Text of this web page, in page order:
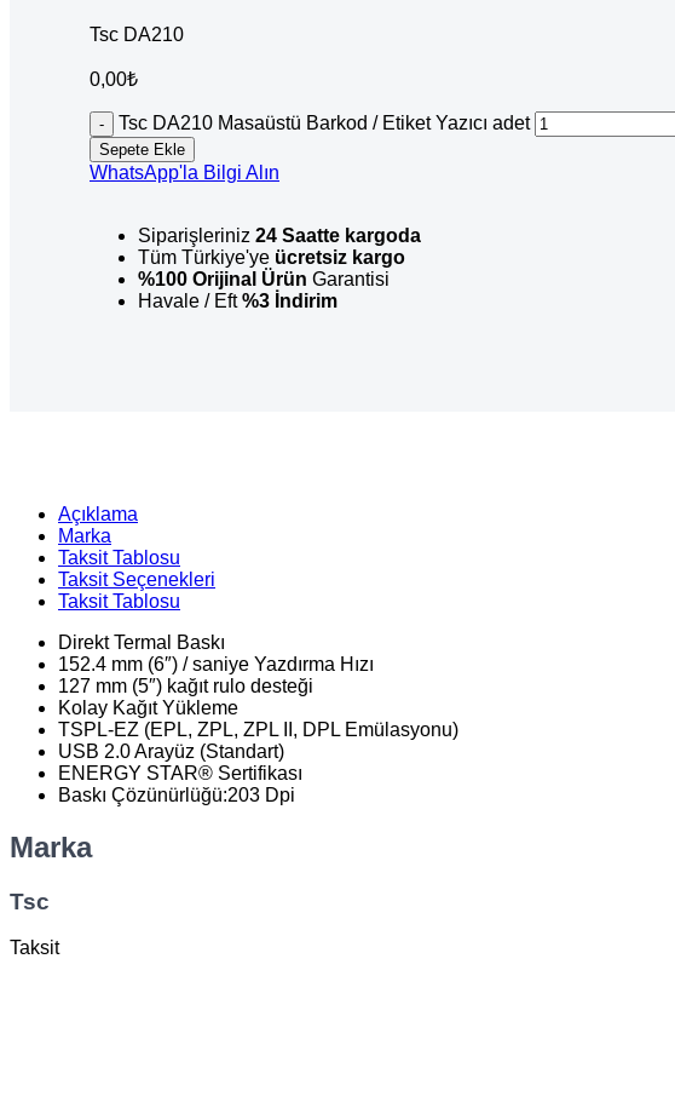
Tsc DA210
0,00₺
Tsc DA210 Masaüstü Barkod / Etiket Yazıcı adet
Sepete Ekle
WhatsApp'la Bilgi Alın
Siparişleriniz 24 Saatte kargoda
Tüm Türkiye'ye ücretsiz kargo
%100 Orijinal Ürün Garantisi
Havale / Eft%3 İndirim
Açıklama
Marka
Taksit Tablosu
Taksit Seçenekleri
Taksit Tablosu
Direkt Termal Baskı
152.4 mm (6″) / saniye Yazdırma Hızı
127 mm (5″) kağıt rulo desteği
Kolay Kağıt Yükleme
TSPL-EZ (EPL, ZPL, ZPL II, DPL Emülasyonu)
USB 2.0 Arayüz (Standart)
ENERGY STAR® Sertifikası
Baskı Çözünürlüğü:203 Dpi
Marka
Tsc
Taksit